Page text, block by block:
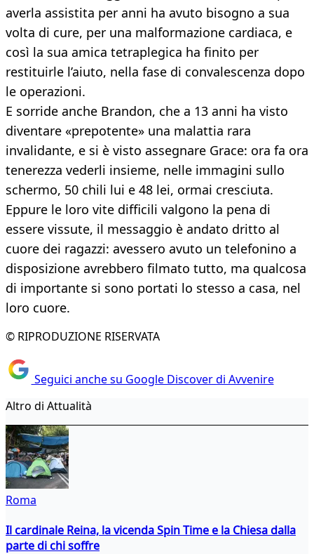
averla assistita per anni ha avuto bisogno a sua
volta di cure, per una malformazione cardiaca, e
così la sua amica tetraplegica ha finito per
restituirle l’aiuto, nella fase di convalescenza dopo
le operazioni.
E sorride anche Brandon, che a 13 anni ha visto
diventare «prepotente» una malattia rara
invalidante, e si è visto assegnare Grace: ora fa ora
tenerezza vederli insieme, nelle immagini sullo
schermo, 50 chili lui e 48 lei, ormai cresciuta.
Eppure le loro vite difficili valgono la pena di
essere vissute, il messaggio è andato dritto al
cuore dei ragazzi: avessero avuto un telefonino a
disposizione avrebbero filmato tutto, ma qualcosa
di importante si sono portati lo stesso a casa, nel
loro cuore.
© RIPRODUZIONE RISERVATA
Seguici anche su Google Discover di Avvenire
Altro di Attualità
Roma
Il cardinale Reina, la vicenda Spin Time e la Chiesa dalla
parte di chi soffre